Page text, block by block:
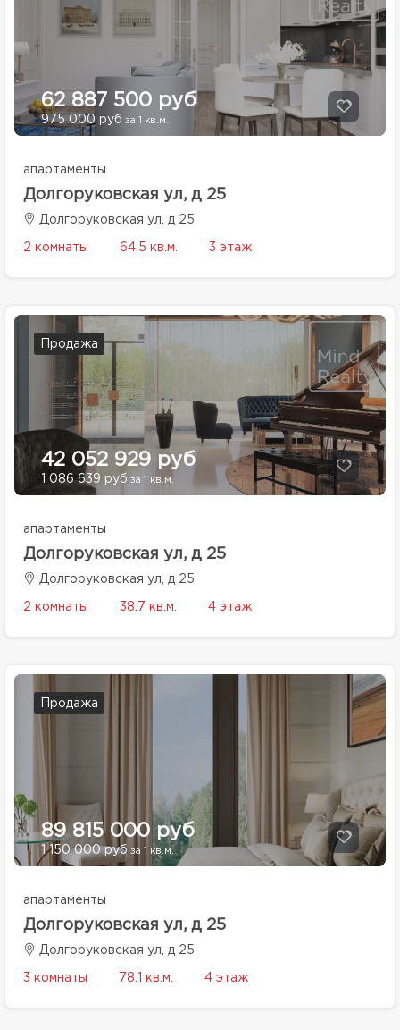
62 887 500 руб
975 000 руб за 1 кв.м.
апартаменты
Долгоруковская ул, д 25
Долгоруковская ул, д 25
2 комнаты 64.5 кв.м. 3 этаж
Продажа
42 052 929 руб
1 086 639 руб за 1 кв.м.
апартаменты
Долгоруковская ул, д 25
Долгоруковская ул, д 25
2 комнаты 38.7 кв.м. 4 этаж
Продажа
89 815 000 руб
1 150 000 руб за 1 кв.м.
апартаменты
Долгоруковская ул, д 25
Долгоруковская ул, д 25
3 комнаты 78.1 кв.м. 4 этаж